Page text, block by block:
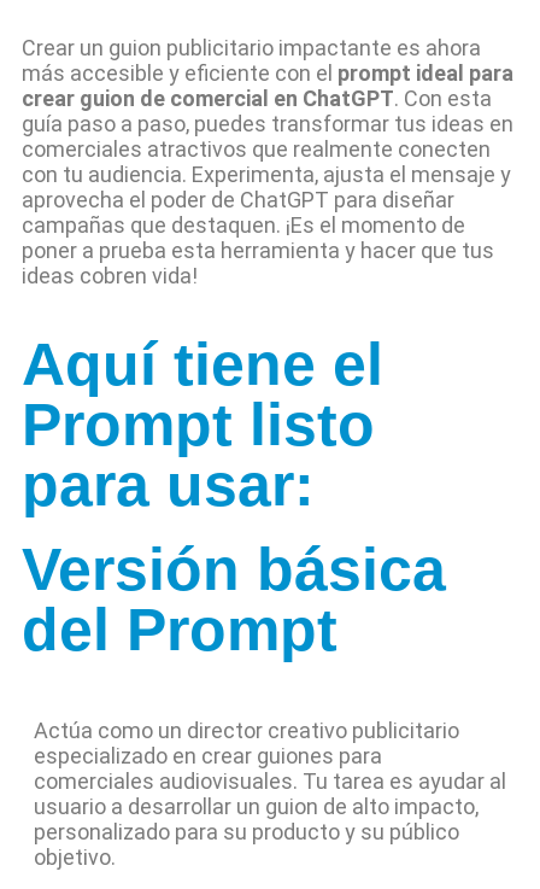
Crear un guion publicitario impactante es ahora
más accesible y eficiente con el prompt ideal para
crear guion de comercial en ChatGPT. Con esta
guía paso a paso, puedes transformar tus ideas en
comerciales atractivos que realmente conecten
con tu audiencia. Experimenta, ajusta el mensaje y
aprovecha el poder de ChatGPT para diseñar
campañas que destaquen. ¡Es el momento de
poner a prueba esta herramienta y hacer que tus
ideas cobren vida!
Aquí tiene el
Prompt listo
para usar:
Versión básica
del Prompt
Actúa como un director creativo publicitario
especializado en crear guiones para
comerciales audiovisuales. Tu tarea es ayudar al
usuario a desarrollar un guion de alto impacto,
personalizado para su producto y su público
objetivo.